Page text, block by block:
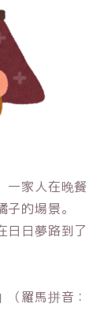
一家人在晚餐
的場景。
日日夢路到了
羅馬拼音：